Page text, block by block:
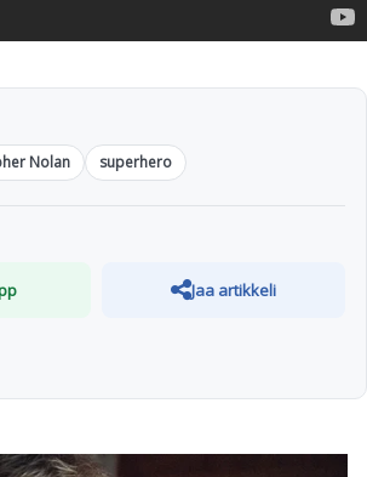
Nolan superhero
Jaa artikkeli